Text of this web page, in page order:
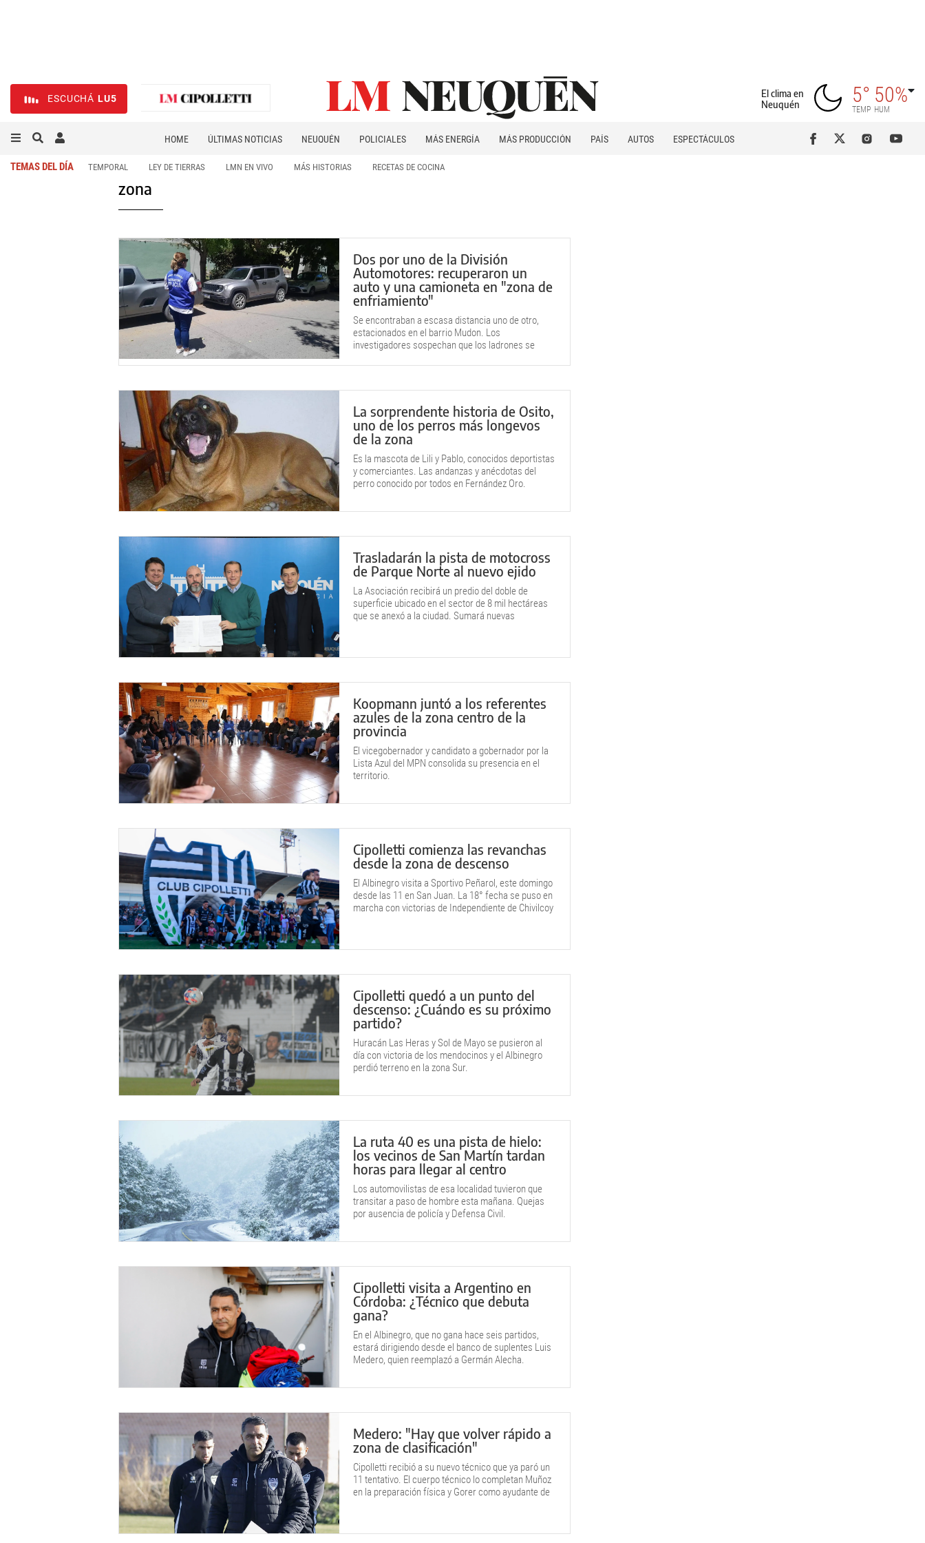
ESCUCHÁ LU5
El clima en
Neuquén
5°
TEMP
50%
HUM
HOME ÚLTIMAS NOTICIAS NEUQUÉN POLICIALES MÁS ENERGÍA MÁS PRODUCCIÓN PAÍS AUTOS
ESPECTÁCULOS
TEMAS DEL DÍA TEMPORAL LEY DE TIERRAS LMN EN VIVO MÁS HISTORIAS RECETAS DE COCINA
zona
Dos por uno de la División
Automotores: recuperaron un
auto y una camioneta en "zona de
enfriamiento"
Se encontraban a escasa distancia uno de otro,
estacionados en el barrio Mudon. Los
investigadores sospechan que los ladrones se
La sorprendente historia de Osito,
uno de los perros más longevos
de la zona
Es la mascota de Lili y Pablo, conocidos deportistas
y comerciantes. Las andanzas y anécdotas del
perro conocido por todos en Fernández Oro.
Trasladarán la pista de motocross
de Parque Norte al nuevo ejido
La Asociación recibirá un predio del doble de
superficie ubicado en el sector de 8 mil hectáreas
que se anexó a la ciudad. Sumará nuevas
Koopmann juntó a los referentes
azules de la zona centro de la
provincia
El vicegobernador y candidato a gobernador por la
Lista Azul del MPN consolida su presencia en el
territorio.
Cipolletti comienza las revanchas
desde la zona de descenso
El Albinegro visita a Sportivo Peñarol, este domingo
desde las 11 en San Juan. La 18° fecha se puso en
marcha con victorias de Independiente de Chivilcoy
Cipolletti quedó a un punto del
descenso: ¿Cuándo es su próximo
partido?
Huracán Las Heras y Sol de Mayo se pusieron al
día con victoria de los mendocinos y el Albinegro
perdió terreno en la zona Sur.
La ruta 40 es una pista de hielo:
los vecinos de San Martín tardan
horas para llegar al centro
Los automovilistas de esa localidad tuvieron que
transitar a paso de hombre esta mañana. Quejas
por ausencia de policía y Defensa Civil.
Cipolletti visita a Argentino en
Córdoba: ¿Técnico que debuta
gana?
En el Albinegro, que no gana hace seis partidos,
estará dirigiendo desde el banco de suplentes Luis
Medero, quien reemplazó a Germán Alecha.
Medero: "Hay que volver rápido a
zona de clasificación"
Cipolletti recibió a su nuevo técnico que ya paró un
11 tentativo. El cuerpo técnico lo completan Muñoz
en la preparación física y Gorer como ayudante de